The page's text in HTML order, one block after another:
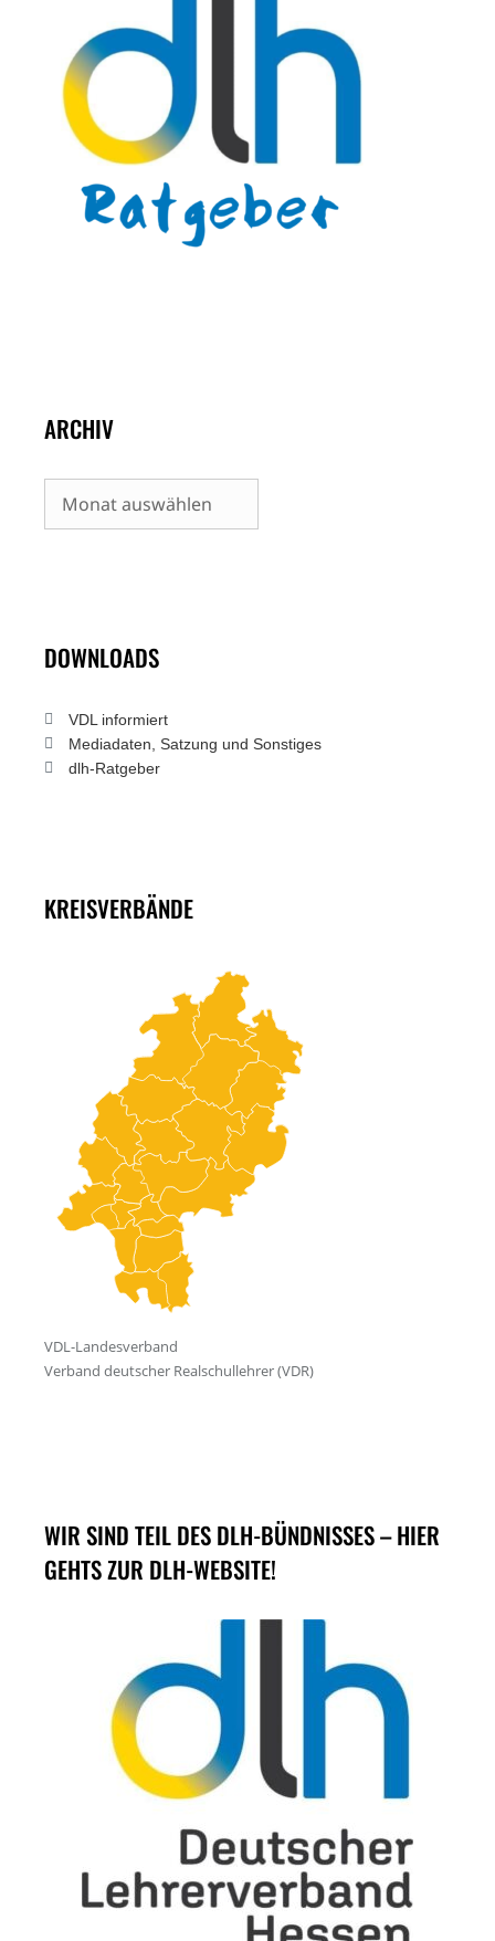
ARCHIV
Archiv
DOWNLOADS
VDL informiert
Mediadaten, Satzung und Sonstiges
dlh-Ratgeber
KREISVERBÄNDE
WIR SIND TEIL DES DLH-BÜNDNISSES – HIER
GEHTS ZUR DLH-WEBSITE!